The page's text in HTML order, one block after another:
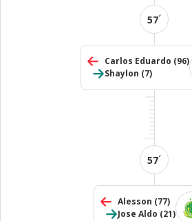
57´
Carlos Eduardo (96)
Shaylon (7)
57´
Alesson (77)
Jose Aldo (21)